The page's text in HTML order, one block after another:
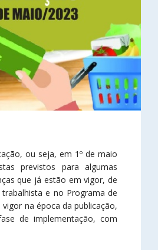
ou seja, em 1º de maio
previstos para algumas
que já estão em vigor, de
e no Programa de
na época da publicação,
de implementação, com